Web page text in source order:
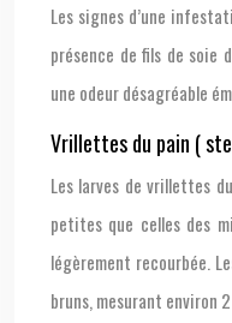
Les signes d’une
présence de fils de soie
une odeur désagréable
Vrillettes du pain (
Les larves de vrillettes
petites que celles des
légèrement recourbée.
bruns, mesurant environ